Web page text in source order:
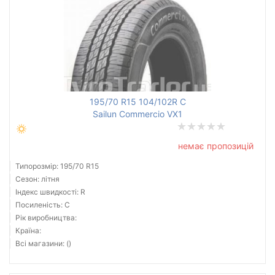
195/70 R15 104/102R C
Sailun Commercio VX1
немає пропозицій
Типорозмір: 195/70 R15
Сезон: літня
Індекс швидкості: R
Посиленість: C
Рік виробництва:
Країна:
Всі магазини: ()